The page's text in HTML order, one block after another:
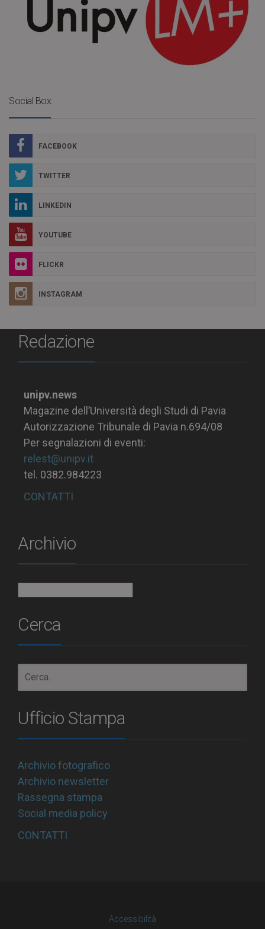
Social Box
FACEBOOK
TWITTER
LINKEDIN
YOUTUBE
FLICKR
INSTAGRAM
Redazione
unipv.news
Magazine dell’Università degli Studi di Pavia
Autorizzazione Tribunale di Pavia n.694/08
Per segnalazioni di eventi:
relest@unipv.it
tel. 0382.984223
CONTATTI
Archivio
Cerca
Ufficio Stampa
Archivio fotografico
Archivio newsletter
Rassegna stampa
Social media policy
CONTATTI
Accessibilità